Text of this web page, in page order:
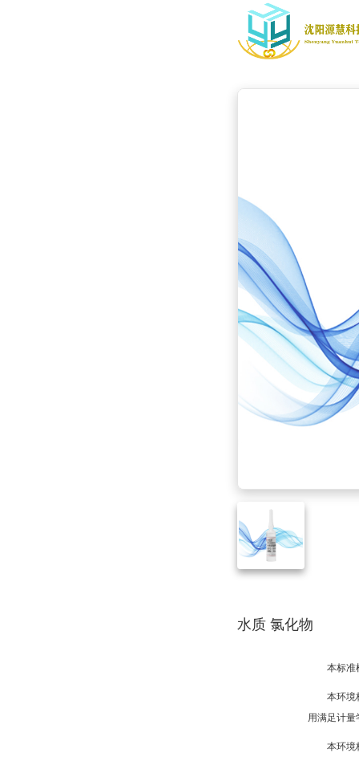
水质 氯化物
本标准
本环境
用满足计
本环境